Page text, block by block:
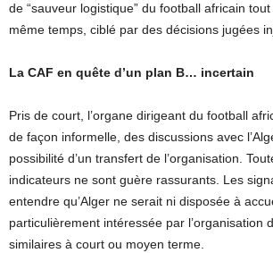
de “sauveur logistique” du football africain
même temps, ciblé par des décisions jugées
La CAF en quête d’un plan B… incertain
Pris de court, l’organe dirigeant du football
de façon informelle, des discussions avec
possibilité d’un transfert de l’organisation.
indicateurs ne sont guère rassurants. Les
entendre qu’Alger ne serait ni disposée à
particulièrement intéressée par l’organisation
similaires à court ou moyen terme.